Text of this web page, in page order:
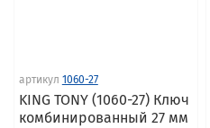
артикул 1060-27
KING TONY (1060-27) Ключ
комбинированный 27 мм